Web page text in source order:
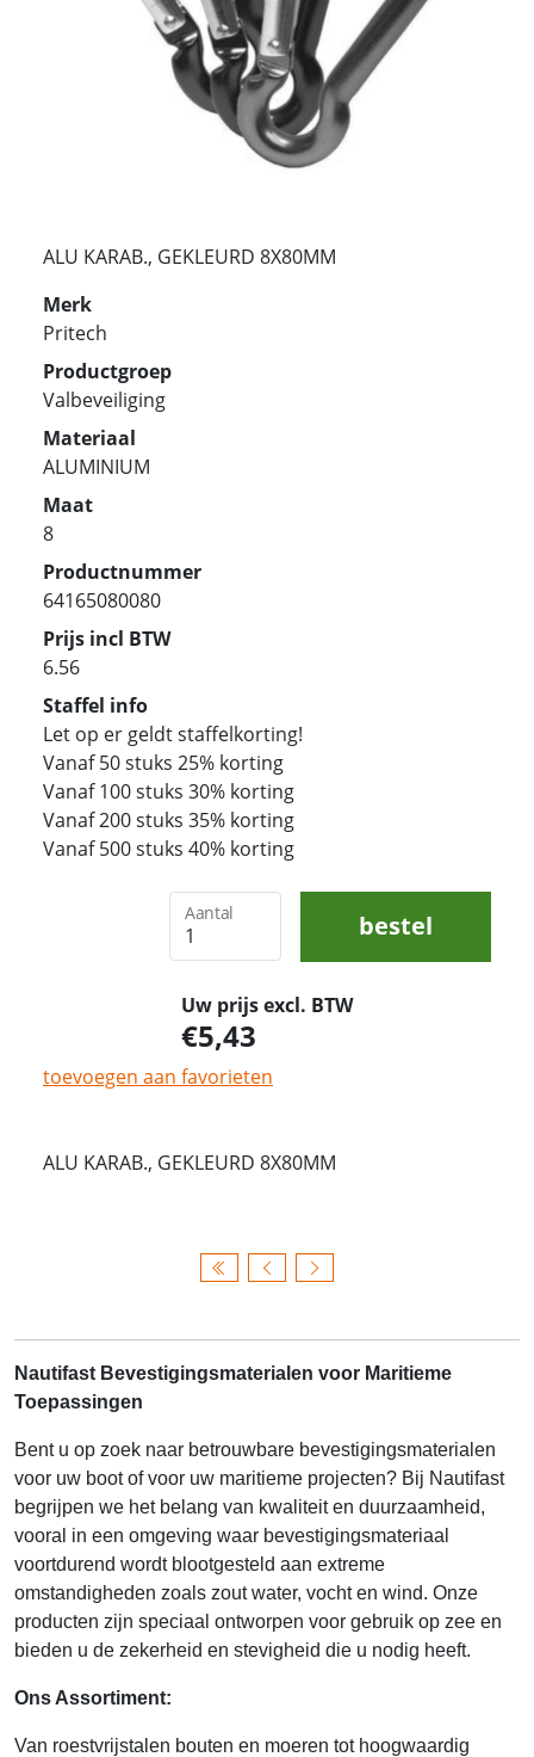
ALU KARAB., GEKLEURD 8X80MM
Merk
Pritech
Productgroep
Valbeveiliging
Materiaal
ALUMINIUM
Maat
8
Productnummer
64165080080
Prijs incl BTW
6.56
Staffel info
Let op er geldt staffelkorting!
Vanaf 50 stuks 25% korting
Vanaf 100 stuks 30% korting
Vanaf 200 stuks 35% korting
Vanaf 500 stuks 40% korting
Aantal bestel
Uw prijs excl. BTW
5,43
toevoegen aan favorieten
ALU KARAB., GEKLEURD 8X80MM
Nautifast Bevestigingsmaterialen voor Maritieme
Toepassingen
Bent u op zoek naar betrouwbare bevestigingsmaterialen
voor uw boot of voor uw maritieme projecten? Bij Nautifast
begrijpen we het belang van kwaliteit en duurzaamheid,
vooral in een omgeving waar bevestigingsmateriaal
voortdurend wordt blootgesteld aan extreme
omstandigheden zoals zout water, vocht en wind. Onze
producten zijn speciaal ontworpen voor gebruik op zee en
bieden u de zekerheid en stevigheid die u nodig heeft.
Ons Assortiment:
Van roestvrijstalen bouten en moeren tot hoogwaardig